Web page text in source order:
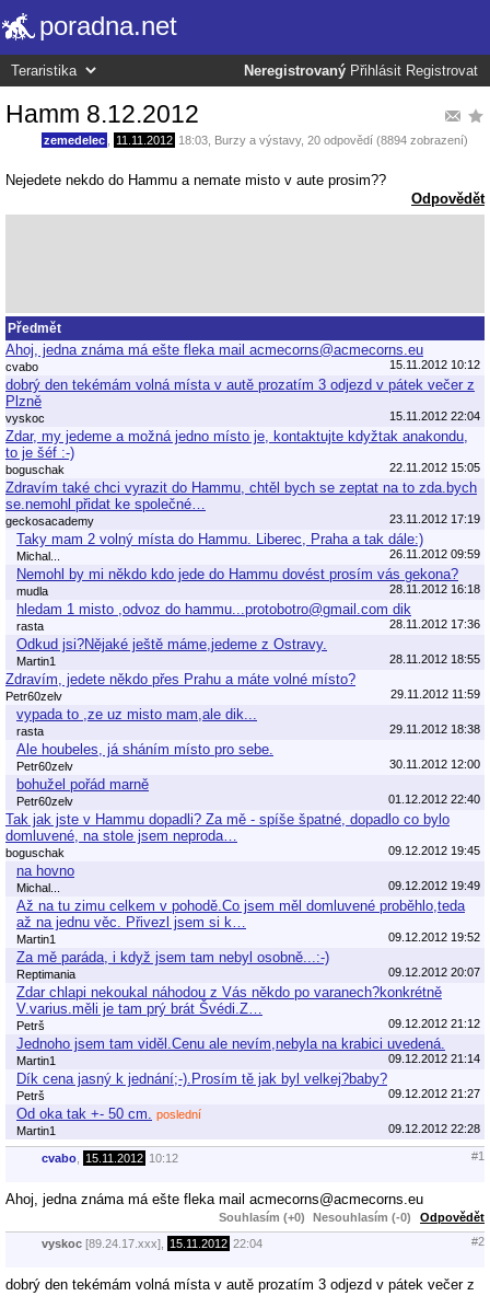
poradna.net
Neregistrovaný Přihlásit Registrovat
Hamm 8.12.2012
zemedelec 11.11.2012 18:03 Burzy a výstavy, 20 odpovědí (8894 zobrazení)
Nejedete nekdo do Hammu a nemate misto v aute prosim??
Odpovědět
Předmět
Ahoj, jedna známa má ešte fleka mail acmecorns@acmecorns.eu
cvabo 15.11.2012 10:12
dobrý den tekémám volná místa v autě prozatím 3 odjezd v pátek večer z
Plzně
vyskoc 15.11.2012 22:04
Zdar, my jedeme a možná jedno místo je, kontaktujte kdyžtak anakondu,
to je šéf :-)
boguschak 22.11.2012 15:05
Zdravím také chci vyrazit do Hammu, chtěl bych se zeptat na to zda.bych
se.nemohl přidat ke společné…
geckosacademy 23.11.2012 17:19
Taky mam 2 volný místa do Hammu. Liberec, Praha a tak dále:)
Michal... 26.11.2012 09:59
Nemohl by mi někdo kdo jede do Hammu dovést prosím vás gekona?
mudla 28.11.2012 16:18
hledam 1 misto ,odvoz do hammu...protobotro@gmail.com dik
rasta 28.11.2012 17:36
Odkud jsi?Nějaké ještě máme,jedeme z Ostravy.
Martin1 28.11.2012 18:55
Zdravím, jedete někdo přes Prahu a máte volné místo?
Petr60zelv 29.11.2012 11:59
vypada to ,ze uz misto mam,ale dik...
rasta 29.11.2012 18:38
Ale houbeles, já sháním místo pro sebe.
Petr60zelv 30.11.2012 12:00
bohužel pořád marně
Petr60zelv 01.12.2012 22:40
Tak jak jste v Hammu dopadli? Za mě - spíše špatné, dopadlo co bylo
domluvené, na stole jsem neproda…
boguschak 09.12.2012 19:45
na hovno
Michal... 09.12.2012 19:49
Až na tu zimu celkem v pohodě.Co jsem měl domluvené proběhlo,teda
až na jednu věc. Přivezl jsem si k…
Martin1 09.12.2012 19:52
Za mě paráda, i když jsem tam nebyl osobně...:-)
Reptimania 09.12.2012 20:07
Zdar chlapi nekoukal náhodou z Vás někdo po varanech?konkrétně
V.varius.měli je tam prý brát Švédi.Z…
Petrš 09.12.2012 21:12
Jednoho jsem tam viděl.Cenu ale nevím,nebyla na krabici uvedená.
Martin1 09.12.2012 21:14
Dík cena jasný k jednání;-).Prosím tě jak byl velkej?baby?
Petrš 09.12.2012 21:27
Od oka tak +- 50 cm.
poslední
Martin1
09.12.2012 22:28
cvabo 15.11.2012 10:12 #1
Ahoj, jedna známa má ešte fleka mail acmecorns@acmecorns.eu
Souhlasím (+0) Nesouhlasím (-0) Odpovědět
vyskoc [89.24.17.xxx], 15.11.2012 22:04 #2
dobrý den tekémám volná místa v autě prozatím 3 odjezd v pátek večer z